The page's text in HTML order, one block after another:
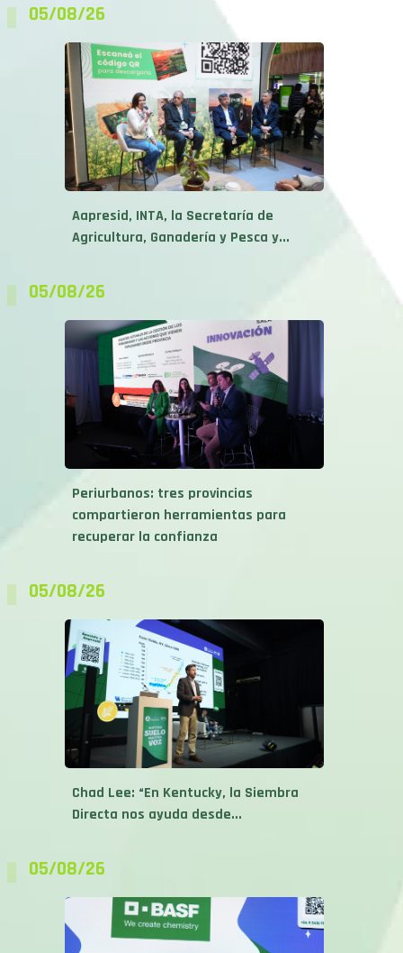
05/08/26
Aapresid, INTA, la Secretaría de
Agricultura, Ganadería y Pesca y...
05/08/26
Periurbanos: tres provincias
compartieron herramientas para
recuperar la confianza
05/08/26
Chad Lee: “En Kentucky, la Siembra
Directa nos ayuda desde...
05/08/26